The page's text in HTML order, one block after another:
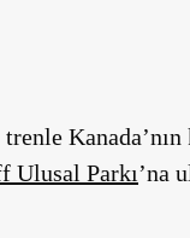
Kanada’nın
Ulusal Parkı’na